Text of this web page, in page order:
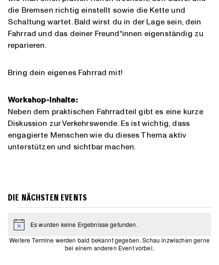
die Bremsen richtig einstellt sowie die Kette und
Schaltung wartet. Bald wirst du in der Lage sein, dein
Fahrrad und das deiner Freund*innen eigenständig zu
reparieren.
Bring dein eigenes Fahrrad mit!
Workshop-Inhalte:
Neben dem praktischen Fahrradteil gibt es eine kurze
Diskussion zur Verkehrswende. Es ist wichtig, dass
engagierte Menschen wie du dieses Thema aktiv
unterstützen und sichtbar machen.
DIE NÄCHSTEN EVENTS
HinweisEs wurden keine Ergebnisse gefunden.